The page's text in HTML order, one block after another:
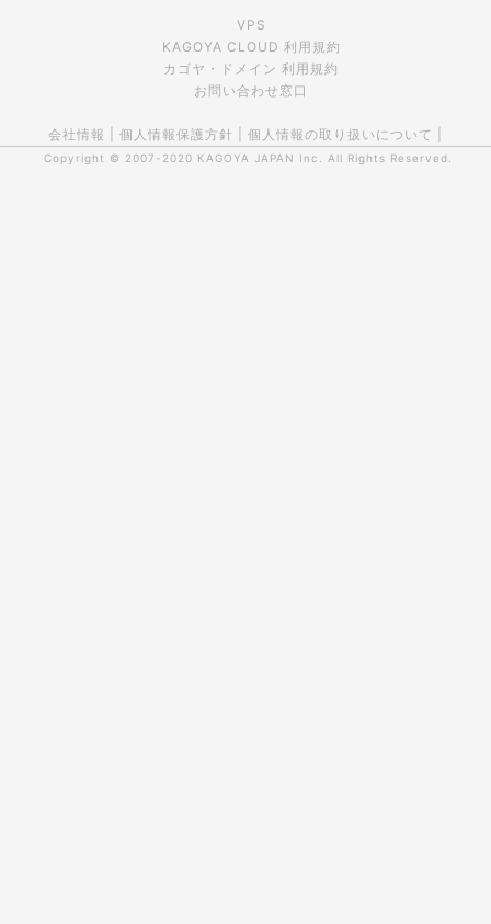
VPS
KAGOYA CLOUD 利用規約
カゴヤ・ドメイン 利用規約
お問い合わせ窓口
会社情報 個人情報保護方針 個人情報の取り扱いについて
Copyright © 2007-2020 KAGOYA JAPAN Inc. All Rights Reserved.